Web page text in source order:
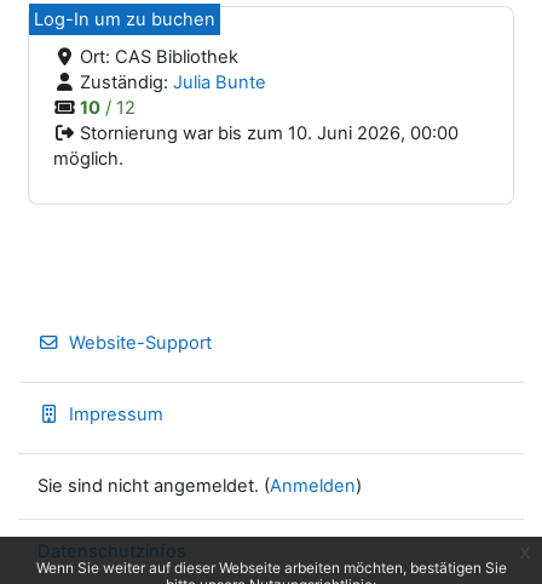
Wenn Sie weiter auf dieser Webseite arbeiten möchten, bestätigen Sie
Log-In um zu buchen
Ort: CAS Bibliothek
Zuständig:Julia Bunte
10 / 12
Stornierung war bis zum 10. Juni 2026, 00:00
möglich.
Website-Support
Impressum
Sie sind nicht angemeldet. (Anmelden)
Datenschutzinfos